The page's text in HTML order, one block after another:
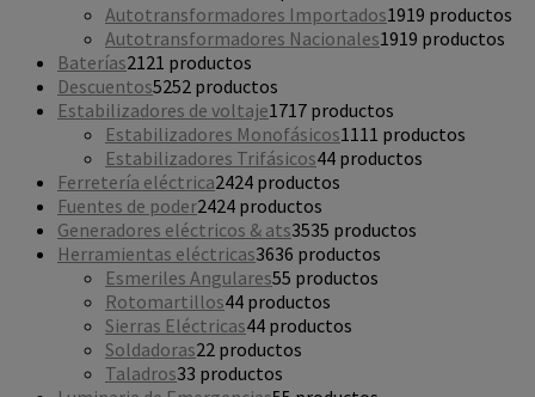
Autotransformadores Importados1919 productos
Autotransformadores Nacionales1919 productos
Baterías21 21 productos
Descuentos5252 productos
Estabilizadores de voltaje1717 productos
Estabilizadores Monofásicos11 11 productos
Estabilizadores Trifásicos44 productos
Ferretería eléctrica2424 productos
Fuentes de poder2424 productos
Generadores eléctricos & ats3535 productos
Herramientas eléctricas3636 productos
Esmeriles Angulares55 productos
Rotomartillos44 productos
Sierras Eléctricas44 productos
Soldadoras22 productos
Taladros33 productos